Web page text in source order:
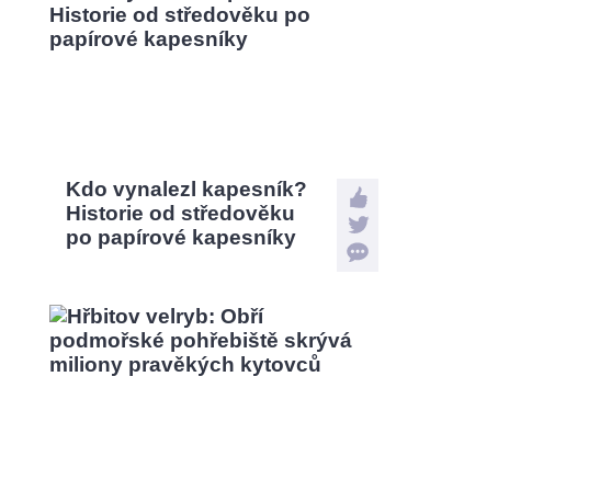
Kdo vynalezl kapesník?
Historie od středověku
po papírové kapesníky